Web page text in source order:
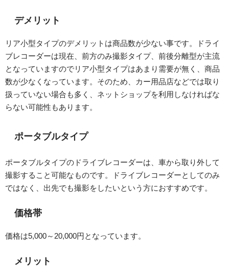
デメリット
リア小型タイプのデメリットは商品数が少ない事です。ドライ
ブレコーダーは現在、前方のみ撮影タイプ、前後分離型が主流
となっていますのでリア小型タイプはあまり需要が無く、商品
数が少なくなっています。そのため、カー用品店などでは取り
扱っていない場合も多く、ネットショップを利用しなければな
らない可能性もあります。
ポータブルタイプ
ポータブルタイプのドライブレコーダーは、車から取り外して
撮影すること可能なものです。ドライブレコーダーとしてのみ
ではなく、出先でも撮影をしたいという方におすすめです。
価格帯
価格は5,000～20,000円となっています。
メリット